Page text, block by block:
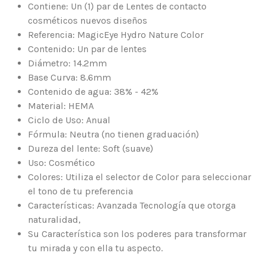
Contiene: Un (1) par de Lentes de contacto
cosméticos nuevos diseños
Referencia: MagicEye Hydro Nature Color
Contenido: Un par de lentes
Diámetro: 14.2mm
Base Curva: 8.6mm
Contenido de agua: 38% - 42%
Material: HEMA
Ciclo de Uso: Anual
Fórmula: Neutra (no tienen graduación)
Dureza del lente: Soft (suave)
Uso: Cosmético
Colores: Utiliza el selector de Color para seleccionar
el tono de tu preferencia
Características: Avanzada Tecnología que otorga
naturalidad,
Su Característica son los poderes para transformar
tu mirada y con ella tu aspecto.